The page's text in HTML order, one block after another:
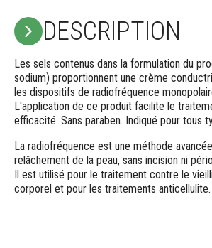
DESCRIPTION
Les sels contenus dans la formulation du
sodium) proportionnent une crème
les dispositifs de radiofréquence
L'application de ce produit facilite le
efficacité. Sans paraben. Indiqué pour tous
La radiofréquence est une méthode
relâchement de la peau, sans incision ni
Il est utilisé pour le traitement contre le
corporel et pour les traitements anticellulite.